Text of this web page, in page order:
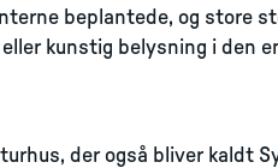
beplantede, og store
kunstig belysning i den
der også bliver kaldt